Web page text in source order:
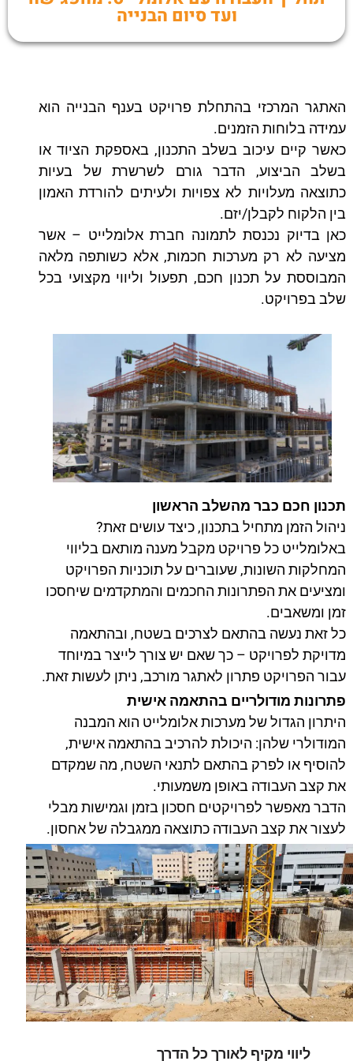
ועד סיום הבנייה
האתגר המרכזי בהתחלת פרויקט בענף הבנייה הוא
עמידה בלוחות הזמנים.
כאשר קיים עיכוב בשלב התכנון, באספקת הציוד או
בשלב הביצוע, הדבר גורם לשרשרת של בעיות
כתוצאה מעלויות לא צפויות ולעיתים להורדת האמון
בין הלקוח לקבלן/יזם.
כאן בדיוק נכנסת לתמונה חברת אלומלייט – אשר
מציעה לא רק מערכות חכמות, אלא כשותפה מלאה
המבוססת על תכנון חכם, תפעול וליווי מקצועי בכל
שלב בפרויקט.
תכנון חכם כבר מהשלב הראשון
ניהול הזמן מתחיל בתכנון, כיצד עושים זאת?
באלומלייט כל פרויקט מקבל מענה מותאם בליווי
המחלקות השונות, שעוברים על תוכניות הפרויקט
ומציעים את הפתרונות החכמים והמתקדמים שיחסכו
זמן ומשאבים.
כל זאת נעשה בהתאם לצרכים בשטח, ובהתאמה
מדויקת לפרויקט – כך שאם יש צורך לייצר במיוחד
עבור הפרויקט פתרון לאתגר מורכב, ניתן לעשות זאת.
פתרונות מודולריים בהתאמה אישית
היתרון הגדול של מערכות אלומלייט הוא המבנה
המודולרי שלהן: היכולת להרכיב בהתאמה אישית,
להוסיף או לפרק בהתאם לתנאי השטח, מה שמקדם
את קצב העבודה באופן משמעותי.
הדבר מאפשר לפרויקטים חסכון בזמן וגמישות מבלי
לעצור את קצב העבודה כתוצאה ממגבלה של אחסון.
ליווי מקיף לאורך כל הדרך